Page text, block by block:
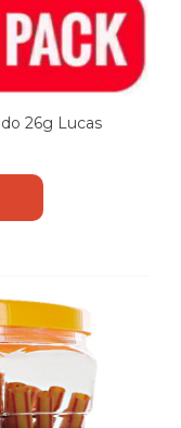
26g Lucas